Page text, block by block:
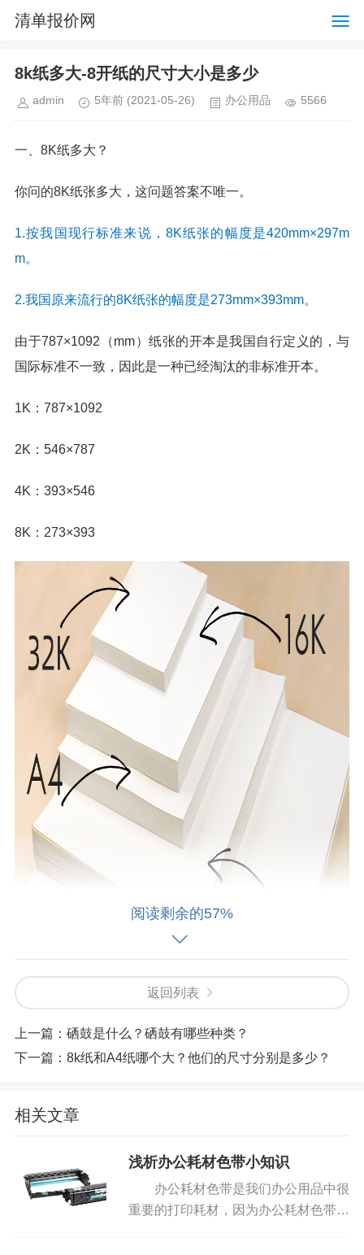
清单报价网
8k纸多大-8开纸的尺寸大小是多少
admin 5年前 (2021-05-26) 办公用品 5566
一、8K纸多大？
你问的8K纸张多大，这问题答案不唯一。
1.按我国现行标准来说，8K纸张的幅度是420mm×297m
m。
2.我国原来流行的8K纸张的幅度是273mm×393mm。
由于787×1092（mm）纸张的开本是我国自行定义的，与
国际标准不一致，因此是一种已经淘汰的非标准开本。
1K：787×1092
2K：546×787
4K：393×546
8K：273×393
阅读剩余的57%
返回列表
上一篇： 硒鼓是什么？硒鼓有哪些种类？
下一篇： 8k纸和A4纸哪个大？他们的尺寸分别是多少？
相关文章
浅析办公耗材色带小知识
办公耗材色带是我们办公用品中很
重要的打印耗材，因为办公耗材色带是